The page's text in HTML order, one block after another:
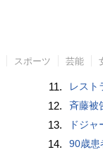
スポーツ 芸能
11. レスト
12. 斉藤被
13. ドジ
14. 90歳患